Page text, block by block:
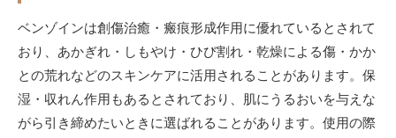
ベンゾインは創傷治癒・瘢痕形成作用に優れているとされて
おり、あかぎれ・しもやけ・ひび割れ・乾燥による傷・かか
との荒れなどのスキンケアに活用されることがあります。保
湿・収れん作用もあるとされており、肌にうるおいを与えな
がら引き締めたいときに選ばれることがあります。使用の際